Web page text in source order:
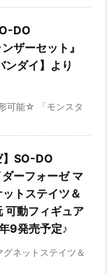
DO
ザーセット』
ンダイ】より
可能☆ 「モンスタ
】SO-DO
ーフォーゼ マ
トステイツ＆
可動フィギュア
9発売予定♪
ネットステイツ＆